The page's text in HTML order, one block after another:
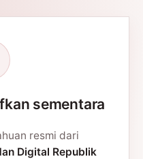
sementara
resmi dari
Digital Republik